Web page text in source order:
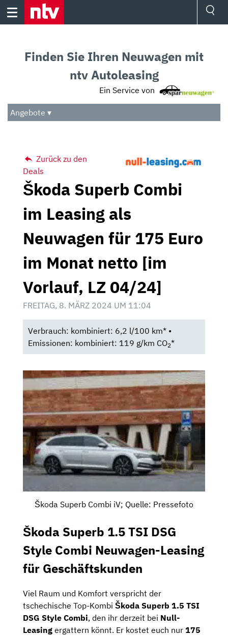
Skip
Audio
Das Beste
Finden Sie Ihren Neuwagen mit
ntv Autoleasing
Ein Service von
Angebote ▾
Zurück zu den
Deals
Škoda Superb Combi
im Leasing als
Neuwagen für 175 Euro
im Monat netto [im
Vorlauf, LZ 04/24]
FREITAG, 8. MÄRZ 2024 UM 11:04
Verbrauch: kombiniert: 6,2 l/100 km* •
Emissionen: kombiniert: 119 g/km CO2*
Škoda Superb Combi iV; Quelle: Pressefoto
Škoda Superb 1.5 TSI DSG
Style Combi Neuwagen-Leasing
für Geschäftskunden
Viel Raum und Komfort verspricht der
tschechische Top-Kombi Škoda Superb 1.5 TSI
DSG Style Combi, den ihr derzeit bei Null-
Leasing ergattern könnt. Er kostet euch nur 175